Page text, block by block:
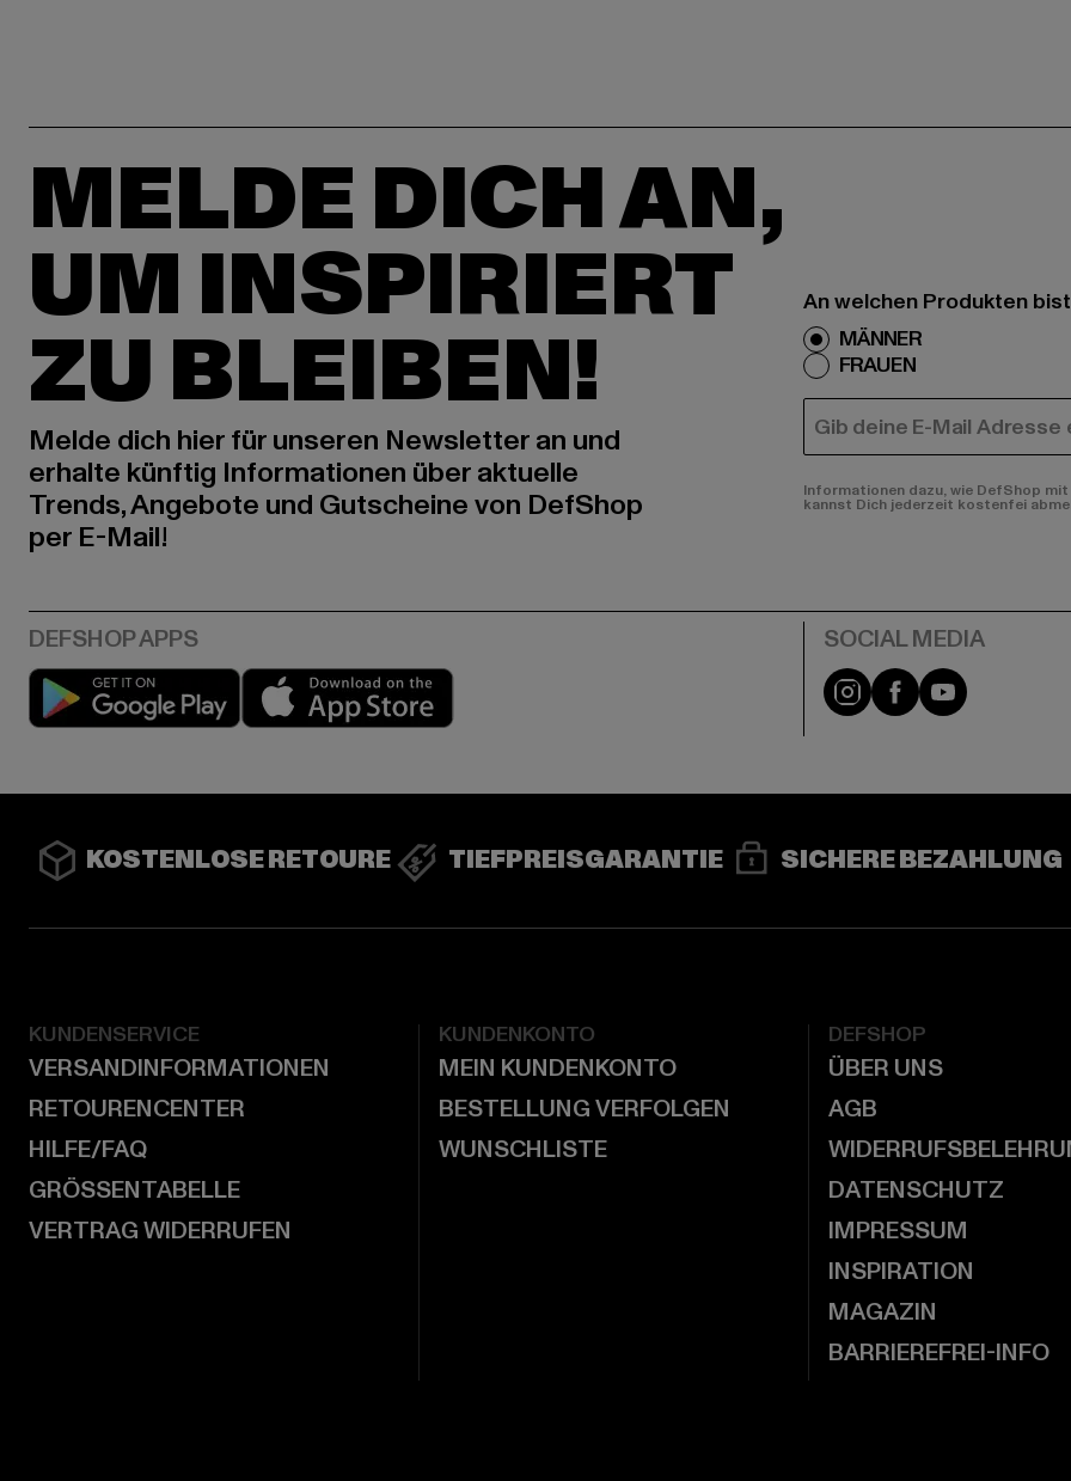
MELDE DICH AN,
UM INSPIRIERT
ZU BLEIBEN!
Melde dich hier für unseren Newsletter an und
erhalte künftig Informationen über aktuelle
Trends, Angebote und Gutscheine von DefShop
per E-Mail!
An welchen Produkten
MÄNNER
FRAUEN
E-MAIL
Informationen dazu, wie DefShop
kannst Dich jederzeit kostenfei
Play market Instagram
FacebookYouTube
KOSTENLOSE RETOURE TIEFPREISGARANTIE SICHERE BEZAHLUNG
KUNDENSERVICE
VERSANDINFORMATIONEN
RETOURENCENTER
HILFE/FAQ
GRÖSSENTABELLE
VERTRAG WIDERRUFEN
KUNDENKONTO
MEIN KUNDENKONTO
BESTELLUNG VERFOLGEN
WUNSCHLISTE
DEFSHOP
ÜBER UNS
AGB
DATENSCHUTZ
IMPRESSUM
INSPIRATION
MAGAZIN
BARRIEREFREI-INFO